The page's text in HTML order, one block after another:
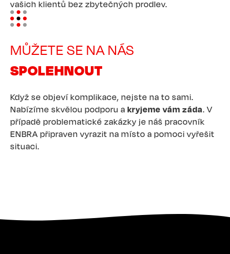
vašich klientů bez zbytečných prodlev.
Image
MŮŽETE SE NA NÁS
SPOLEHNOUT
Když se objeví komplikace, nejste na to sami.
Nabízíme skvělou podporu a kryjeme vám záda. V
případě problematické zakázky je náš pracovník
ENBRA připraven vyrazit na místo a pomoci vyřešit
situaci.